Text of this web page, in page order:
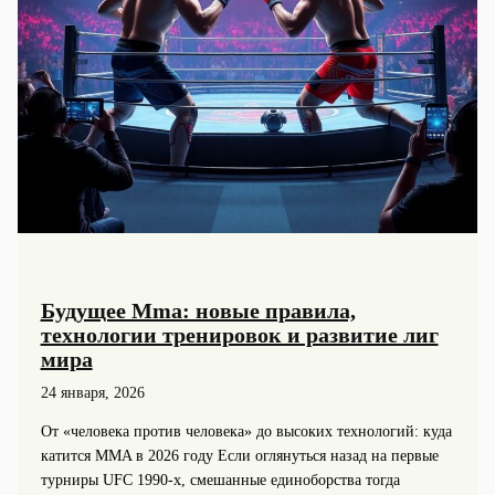
Будущее Mma: новые правила,
технологии тренировок и развитие лиг
мира
24 января, 2026
От «человека против человека» до высоких технологий: куда
катится MMA в 2026 году Если оглянуться назад на первые
турниры UFC 1990‑х, смешанные единоборства тогда